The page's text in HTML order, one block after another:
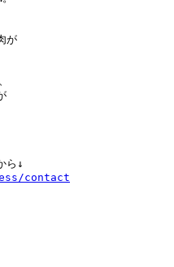
が
contact